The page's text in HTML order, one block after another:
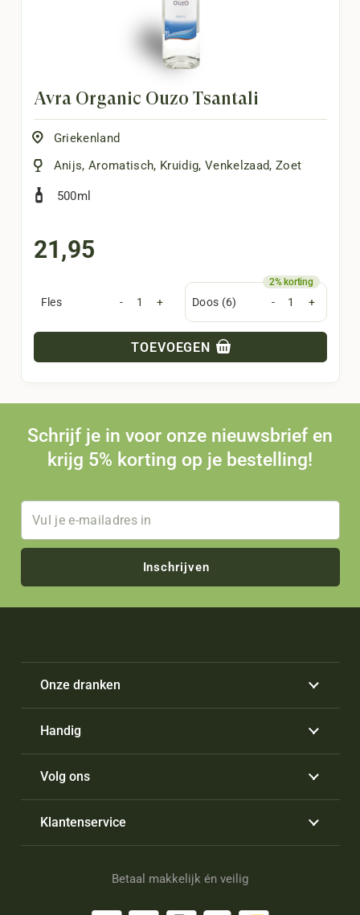
Avra Organic Ouzo Tsantali
Griekenland
Anijs, Aromatisch, Kruidig,Venkelzaad,Zoet
500ml
21,95
Fles - + Doos (6) - +
TOEVOEGEN
Schrijf je in voor onze nieuwsbrief en
krijg 5% korting op je bestelling!
Inschrijven
Onze dranken
Handig
Volg ons
Klantenservice
Betaal makkelijk én veilig